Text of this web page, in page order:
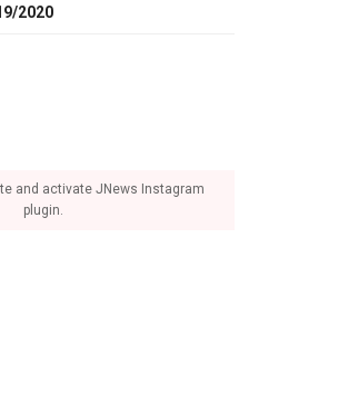
2020
and activate JNews Instagram
plugin.